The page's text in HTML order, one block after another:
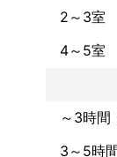
思わせる写
そして、見
魅力を引き
写真撮影が
撮影技術だ
最大限に生
伝わるよう
2～3室
4～5室
～3時間
3～5時